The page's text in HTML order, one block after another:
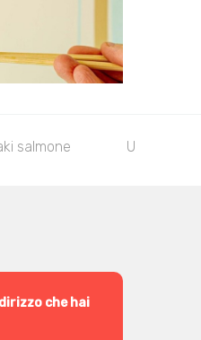
salmone Uramaki
che hai